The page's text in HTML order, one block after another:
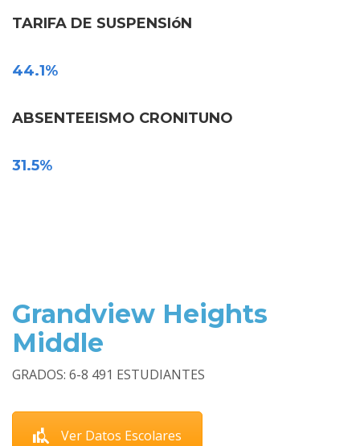
TARIFA DE SUSPENSIóN
44.1%
ABSENTEEISMO CRONITUNO
31.5%
Grandview Heights
Middle
GRADOS: 6-8 491 ESTUDIANTES
Ver Datos Escolares